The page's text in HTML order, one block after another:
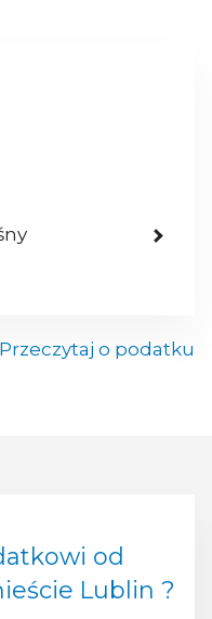
Przeczytaj o podatku
od
Lublin ?